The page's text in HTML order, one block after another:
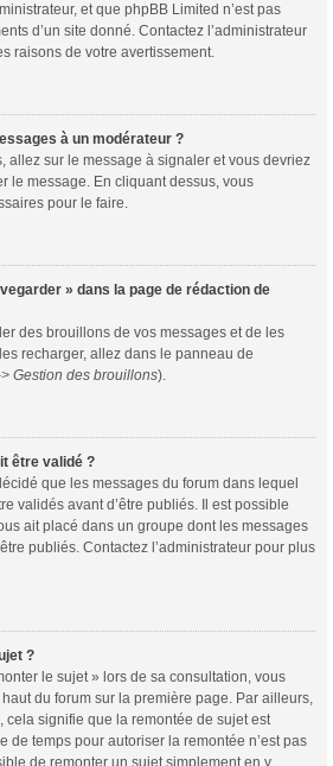
et que phpBB Limited n’est pas
d’un site donné. Contactez l’administrateur
raisons de votre avertissement.
à un modérateur ?
allez sur le message à signaler et vous devriez
le message. En cliquant dessus, vous
pour le faire.
» dans la page de rédaction de
des brouillons de vos messages et de les
recharger, allez dans le panneau de
Gestion des brouillons).
être validé ?
que les messages du forum dans lequel
validés avant d’être publiés. Il est possible
ait placé dans un groupe dont les messages
publiés. Contactez l’administrateur pour plus
?
le sujet » lors de sa consultation, vous
du forum sur la première page. Par ailleurs,
cela signifie que la remontée de sujet est
de temps pour autoriser la remontée n’est pas
de remonter un sujet simplement en y